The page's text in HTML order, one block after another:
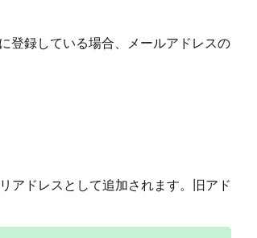
録している場合、メールアドレスの
アドレスとして追加されます。旧アド